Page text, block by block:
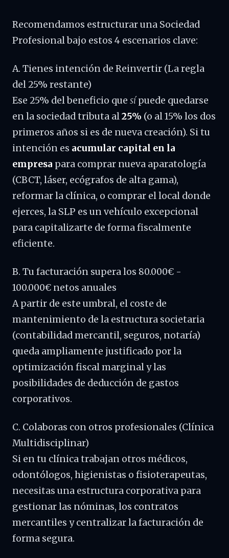
Recomendamos estructurar una Sociedad
Profesional bajo estos 4 escenarios clave:
A. Tienes intención de Reinvertir (La regla
del 25% restante)
Ese 25% del beneficio que sípuede quedarse
en la sociedad tributa al25% (o al 15% los dos
primeros años si es de nueva creación). Si tu
intención es acumular capital en la
empresa para comprar nueva aparatología
(CBCT, láser, ecógrafos de alta gama),
reformar la clínica, o comprar el local donde
ejerces, la SLP es un vehículo excepcional
para capitalizarte de forma fiscalmente
eficiente.
B. Tu facturación supera los 80.000€ -
100.000€ netos anuales
A partir de este umbral, el coste de
mantenimiento de la estructura societaria
(contabilidad mercantil, seguros, notaría)
queda ampliamente justificado por la
optimización fiscal marginal y las
posibilidades de deducción de gastos
corporativos.
C. Colaboras con otros profesionales (Clínica
Multidisciplinar)
Si en tu clínica trabajan otros médicos,
odontólogos, higienistas o fisioterapeutas,
necesitas una estructura corporativa para
gestionar las nóminas, los contratos
mercantiles y centralizar la facturación de
forma segura.